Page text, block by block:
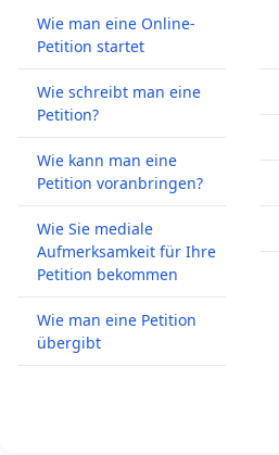
Wie man eine Online-
Petition startet
Wie schreibt man eine
Petition?
Wie kann man eine
Petition voranbringen?
Wie Sie mediale
Aufmerksamkeit für Ihre
Petition bekommen
Wie man eine Petition
übergibt